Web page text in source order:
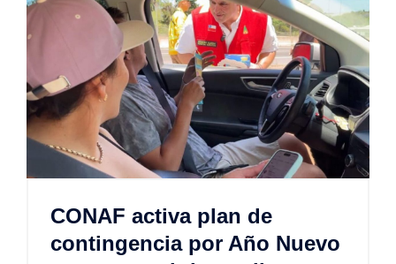
CONAF activa plan de
contingencia por Año Nuevo